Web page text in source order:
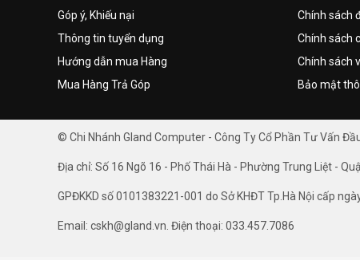
Góp ý, Khiếu nại
Thông tin tuyển dụng
Hướng dẫn mua Hàng
Mua Hàng Trả Góp
Chính sách
Chính sách
Chính sách
Bảo mật
© Chi Nhánh Gland Computer - Công Ty Cổ Phần Tư Vấn
Địa chỉ: Số 16 Ngõ 16 - Phố Thái Hà - Phường Trung Liệt -
GPĐKKD số 0101383221-001 do Sở KHĐT Tp.Hà Nội cấp
Email: cskh@gland.vn. Điện thoại: 033.457.7086